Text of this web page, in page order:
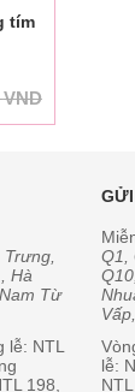
tím
VND
Hà
Từ
lễ: NTL
198,
Q1,
lễ: